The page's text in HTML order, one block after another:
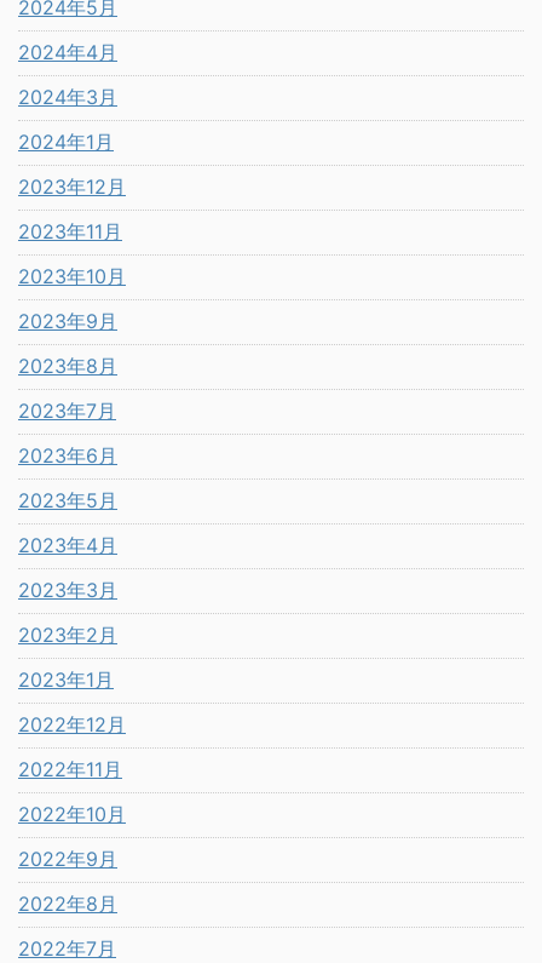
2024年5月
2024年4月
2024年3月
2024年1月
2023年12月
2023年11月
2023年10月
2023年9月
2023年8月
2023年7月
2023年6月
2023年5月
2023年4月
2023年3月
2023年2月
2023年1月
2022年12月
2022年11月
2022年10月
2022年9月
2022年8月
2022年7月